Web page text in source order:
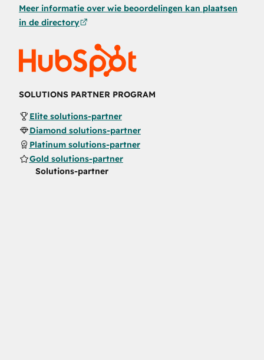
Meer informatie over wie beoordelingen kan plaatsen
in de directory
SOLUTIONS PARTNER PROGRAM
Elite solutions-partner
Diamond solutions-partner
Platinum solutions-partner
Gold solutions-partner
Solutions-partner